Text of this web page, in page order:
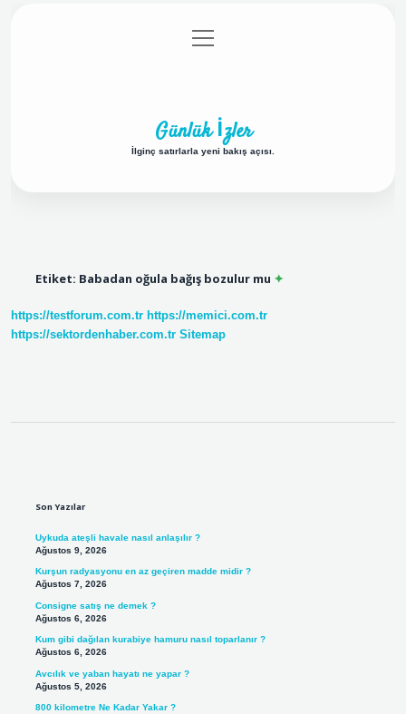
Gizlilik Politikası
menüyü
aç
Günlük İzler
İlginç satırlarla yeni bakış açısı.
Etiket: Babadan oğula bağış bozulur mu
https://testforum.com.tr https://memici.com.tr
https://sektordenhaber.com.tr Sitemap
Son Yazılar
Uykuda ateşli havale nasıl anlaşılır ?
Ağustos 9, 2026
Kurşun radyasyonu en az geçiren madde midir ?
Ağustos 7, 2026
Consigne satış ne demek ?
Ağustos 6, 2026
Kum gibi dağılan kurabiye hamuru nasıl toparlanır ?
Ağustos 6, 2026
Avcılık ve yaban hayatı ne yapar ?
Ağustos 5, 2026
800 kilometre Ne Kadar Yakar ?